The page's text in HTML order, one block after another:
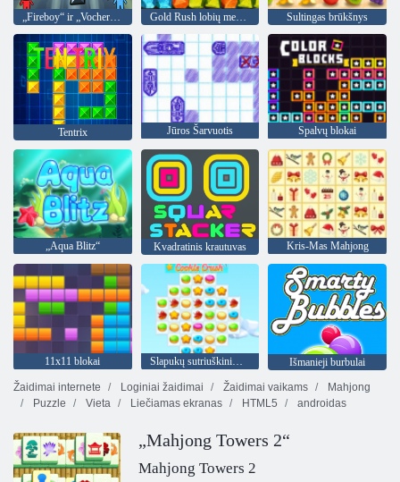
„Fireboy“ ir „Vochergirl 4“: „Crystal Temple“ Gold Rush lobių medžioklė Sultingas brūkšnys
Tentrix Jūros Šarvuotis Spalvų blokai
„Aqua Blitz“ Kvadratinis krautuvas Kris-Mas Mahjong
11x11 blokai Slapukų sutriuškinimas 3
Išmanieji burbulai
Žaidimai internete
Loginiai žaidimai Žaidimai vaikams
Mahjong
Puzzle
Vieta Liečiamas ekranas HTML5 androidas
„Mahjong Towers 2“
Mahjong Towers 2